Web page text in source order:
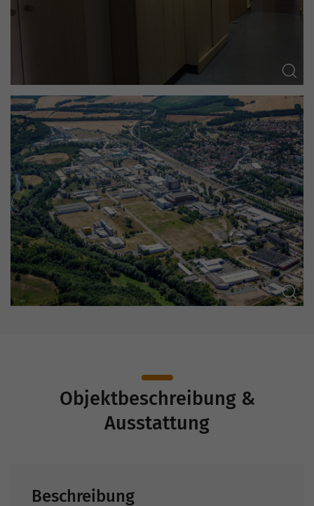
Objektbeschreibung &
Ausstattung
Beschreibung